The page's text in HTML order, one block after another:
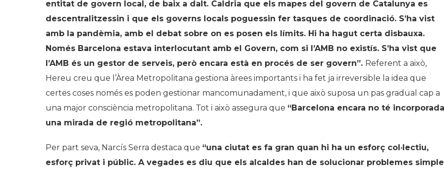
entitat de govern local, de baix a dalt. Caldria que els mapes del govern de Catalunya es
descentralitzessin i que els governs locals poguessin fer tasques de coordinació. S’ha vist
amb la pandèmia, amb el debat sobre on es posen els límits. Hi ha hagut certa disbauxa.
Només Barcelona estava interlocutant amb el Govern, com si l’AMB no existís. S’ha vist que
l’AMB és un gestor de serveis, però encara està en procés de ser govern”. Referent a això,
Hereu creu que l’Àrea Metropolitana gestiona àrees importants i ha fet ja irreversible la idea que
certes coses només es poden gestionar mancomunadament, i que això suposa un pas gradual cap a
una major consciència metropolitana. Tot i això assegura que “Barcelona encara no té incorporada
una mirada de regió metropolitana”.
Per part seva, Narcís Serra destaca que “una ciutat es fa gran quan hi ha un esforç col·lectiu,
esforç privat i públic. A vegades es diu que els alcaldes han de solucionar problemes